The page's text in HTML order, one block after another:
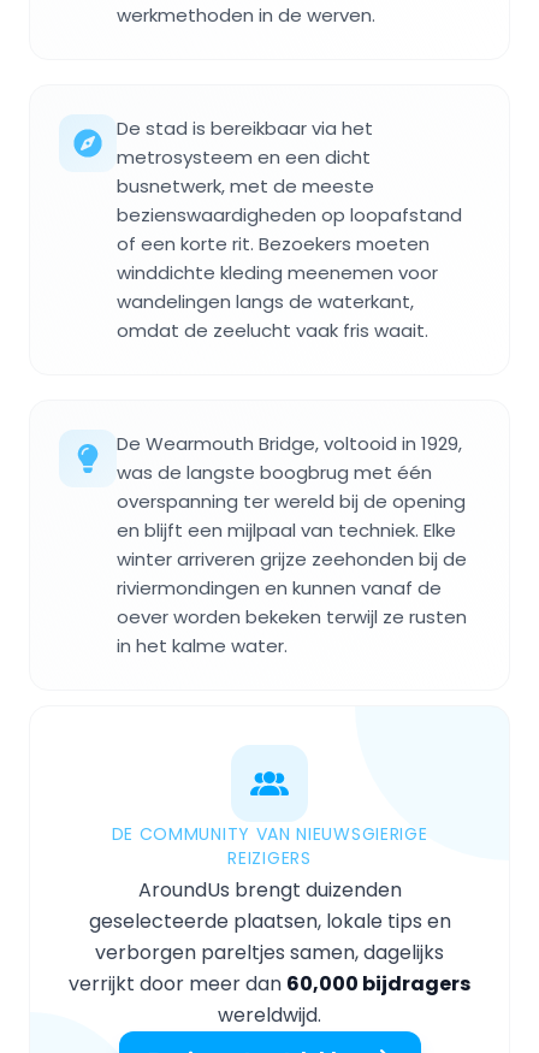
werkmethoden in de werven.
De stad is bereikbaar via het
metrosysteem en een dicht
busnetwerk, met de meeste
bezienswaardigheden op loopafstand
of een korte rit. Bezoekers moeten
winddichte kleding meenemen voor
wandelingen langs de waterkant,
omdat de zeelucht vaak fris waait.
De Wearmouth Bridge, voltooid in 1929,
was de langste boogbrug met één
overspanning ter wereld bij de opening
en blijft een mijlpaal van techniek. Elke
winter arriveren grijze zeehonden bij de
riviermondingen en kunnen vanaf de
oever worden bekeken terwijl ze rusten
in het kalme water.
DE COMMUNITY VAN NIEUWSGIERIGE
REIZIGERS
AroundUs brengt duizenden
geselecteerde plaatsen, lokale tips en
verborgen pareltjes samen, dagelijks
verrijkt door meer dan 60,000 bijdragers
wereldwijd.